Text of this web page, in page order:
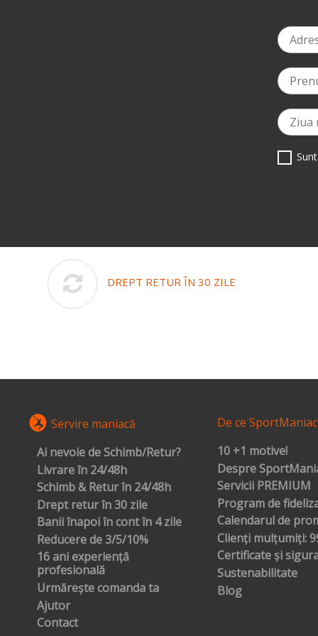
DREPT RETUR ÎN 30 ZILE
Servire maniacă
Ai nevoie de Schimb/Retur?
Livrare în 24/48h
Schimb & Retur în 24/48h
Drept retur în 30 zile
Banii înapoi în cont în 4 zile
Reducere de 3/5/10%
16 ani experiență
profesională
Urmărește comanda ta
Ajutor
Contact
De ce
10 +1 motive!
Despre
Servicii PREMIUM
Program de
Calendarul de
Clienți mulțumiți:
Certificate și
Sustenabilitate
Blog